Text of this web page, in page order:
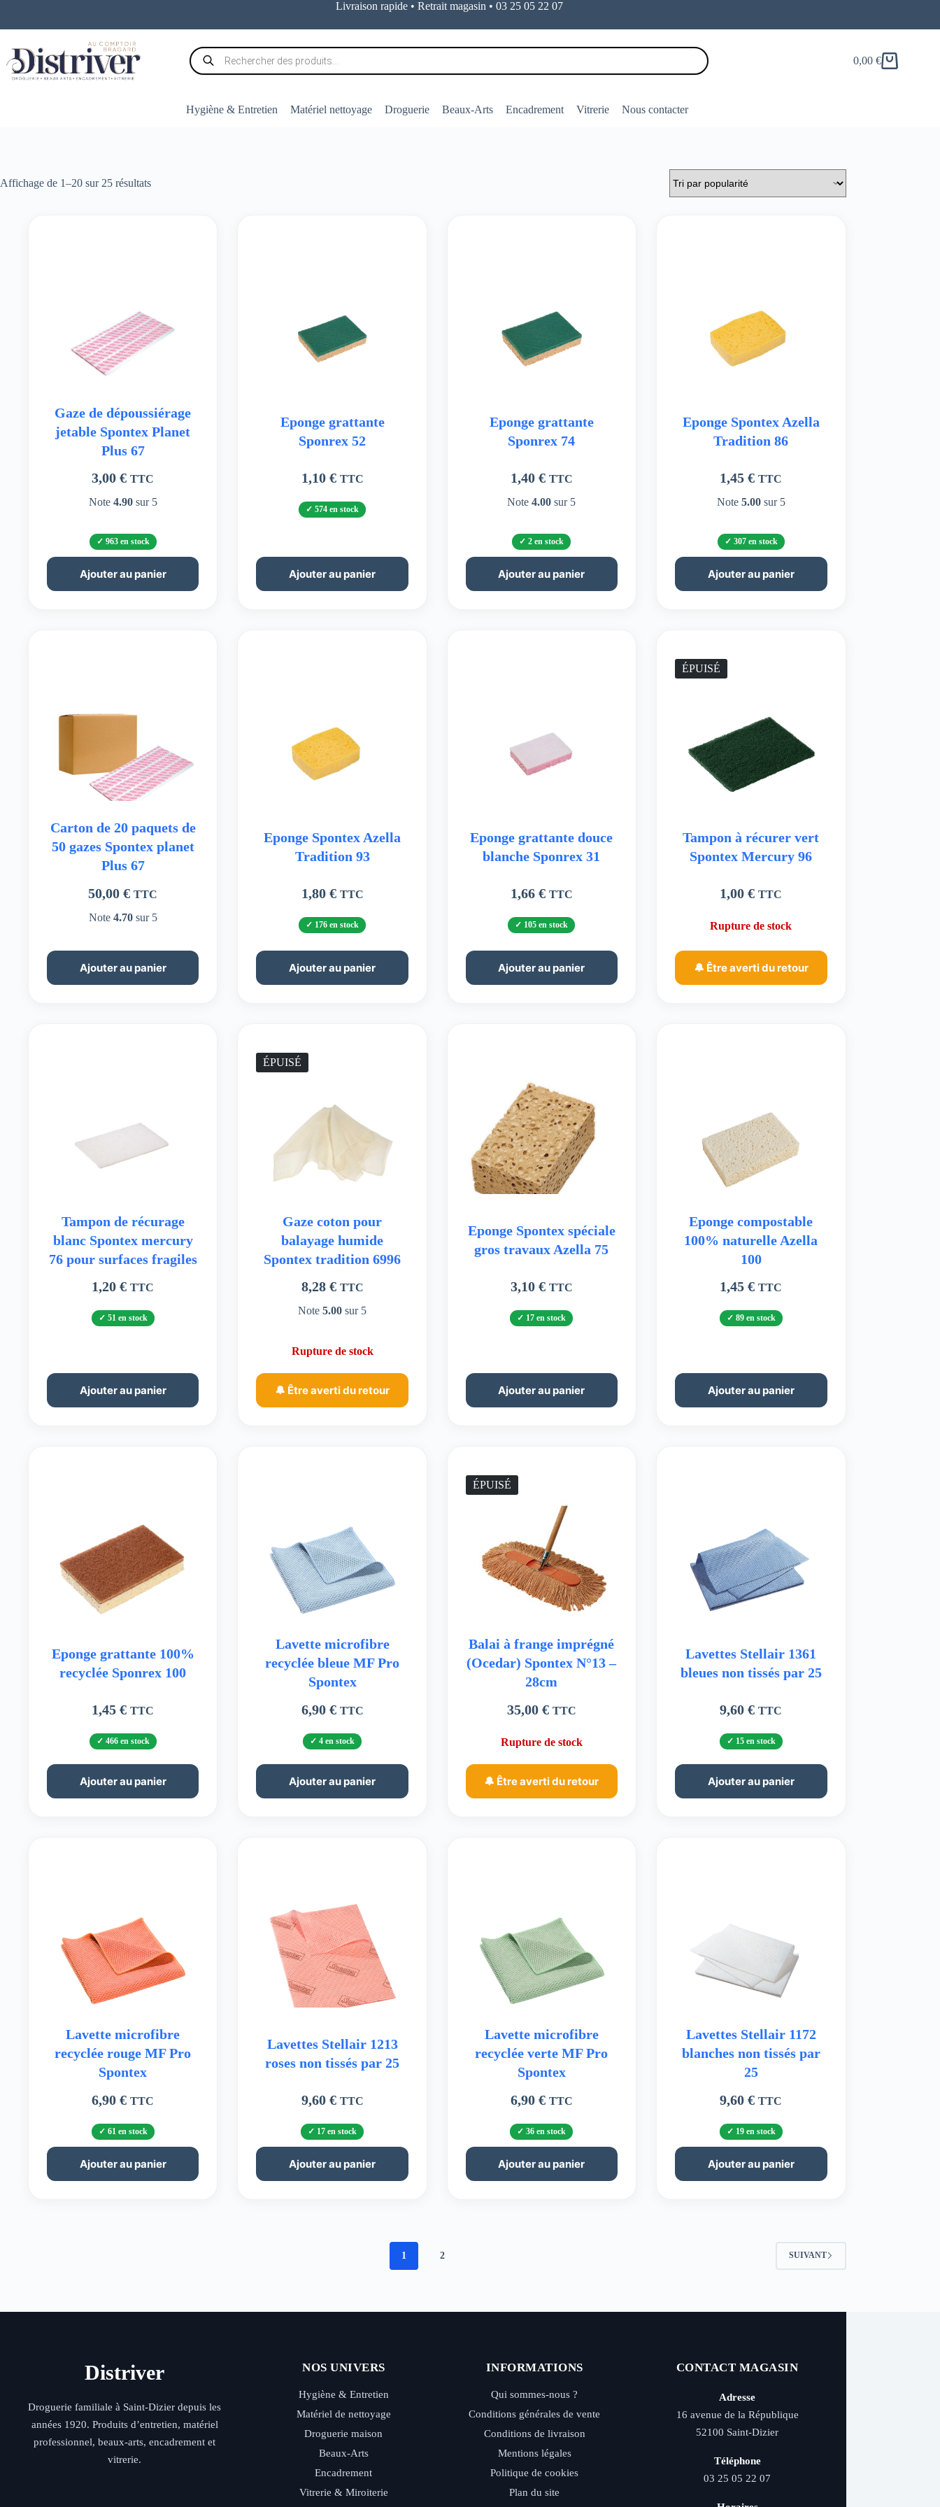
contenu
Livraison rapide • Retrait magasin • 03 25 05 22 07
Recherche
de
produits
Panier
0,00 €
Hygiène & Entretien Matériel nettoyage Droguerie Beaux-Arts Encadrement Vitrerie Nous contacter
Affichage de 1–20 sur 25 résultatsTrié
Gaze de dépoussiérage
jetable Spontex Planet
Plus 67
3,00€ TTC
Note 4.90sur 5
963 en stock
Ajouter au panier
Eponge grattante
Sponrex 52
1,10 € TTC
574 en stock
Ajouter au panier
Eponge grattante
Sponrex 74
1,40 € TTC
Note4.00 sur 5
2 en stock
Ajouter au panier
Eponge Spontex Azella
Tradition 86
1,45€ TTC
Note 5.00sur 5
307 en stock
Ajouter au panier
Carton de 20 paquets de
50 gazes Spontex planet
Plus 67
50,00€ TTC
Note 4.70sur 5
Ajouter au panier
Eponge Spontex Azella
Tradition 93
1,80 € TTC
176 en stock
Ajouter au panier
Eponge grattante douce
blanche Sponrex 31
1,66 € TTC
105 en stock
Ajouter au panier
ÉPUISÉ
Tampon à récurer vert
Spontex Mercury 96
1,00€ TTC
Rupture de stock
🔔 Être averti du retour
Tampon de récurage
blanc Spontex mercury
76 pour surfaces fragiles
1,20€ TTC
51 en stock
Ajouter au panier
ÉPUISÉ
Gaze coton pour
balayage humide
Spontex tradition 6996
8,28 € TTC
Note5.00 sur 5
Rupture de stock
🔔 Être averti du retour
Eponge Spontex spéciale
gros travaux Azella 75
3,10 € TTC
17 en stock
Ajouter au panier
Eponge compostable
100% naturelle Azella
100
1,45€ TTC
89 en stock
Ajouter au panier
Eponge grattante 100%
recyclée Sponrex 100
1,45€ TTC
466 en stock
Ajouter au panier
Lavette microfibre
recyclée bleue MF Pro
Spontex
6,90 € TTC
4 en stock
Ajouter au panier
ÉPUISÉ
Balai à frange imprégné
(Ocedar) Spontex N°13 –
28cm
35,00 € TTC
Rupture de stock
🔔 Être averti du retour
Lavettes Stellair 1361
bleues non tissés par 25
9,60€ TTC
15 en stock
Ajouter au panier
Lavette microfibre
recyclée rouge MF Pro
Spontex
6,90€ TTC
61 en stock
Ajouter au panier
Lavettes Stellair 1213
roses non tissés par 25
9,60 € TTC
17 en stock
Ajouter au panier
Lavette microfibre
recyclée verte MF Pro
Spontex
6,90 € TTC
36 en stock
Ajouter au panier
Lavettes Stellair 1172
blanches non tissés par
25
9,60€ TTC
19 en stock
Ajouter au panier
1 2 SUIVANT
Distriver
Droguerie familiale à Saint-Dizier depuis les
années 1920. Produits d’entretien, matériel
professionnel, beaux-arts, encadrement et
vitrerie.
NOS UNIVERS
Hygiène & Entretien
Matériel de nettoyage
Droguerie maison
Beaux-Arts
Encadrement
Vitrerie & Miroiterie
INFORMATIONS
Qui sommes-nous ?
Conditions générales de vente
Conditions de livraison
Mentions légales
Politique de cookies
Plan du site
CONTACT MAGASIN
Adresse
16 avenue de la République
52100 Saint-Dizier
Téléphone
03 25 05 22 07